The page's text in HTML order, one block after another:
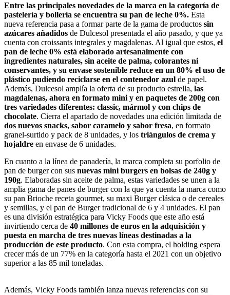
Entre las principales novedades de la marca en la categoría de
pastelería y bollería se encuentra su pan de leche 0%. Esta
nueva referencia pasa a formar parte de la gama de productos sin
azúcares añadidos de Dulcesol presentada el año pasado, y que ya
cuenta con croissants integrales y magdalenas. Al igual que estos, el
pan de leche 0% está elaborado artesanalmente con
ingredientes naturales, sin aceite de palma, colorantes ni
conservantes, y su envase sostenible reduce en un 80% el uso de
plástico pudiendo reciclarse en el contenedor azul de papel.
Además, Dulcesol amplía la oferta de su producto estrella, las
magdalenas, ahora en formato mini y en paquetes de 200g con
tres variedades diferentes: classic, mármol y con chips de
chocolate. Cierra el apartado de novedades una edición limitada de
dos nuevos snacks, sabor caramelo y sabor fresa, en formato
granel-surtido y pack de 8 unidades, y los triángulos de crema y
hojaldre en envase de 6 unidades.
En cuanto a la línea de panadería, la marca completa su porfolio de
pan de burger con sus nuevas mini burgers en bolsas de 240g y
190g. Elaboradas sin aceite de palma, estas variedades se unen a la
amplia gama de panes de burger con la que ya cuenta la marca como
su pan Brioche receta gourmet, su maxi Burger clásica o de cereales
y semillas, y el pan de Burger tradicional de 6 y 4 unidades. El pan
es una división estratégica para Vicky Foods que este año está
invirtiendo cerca de 40 millones de euros en la adquisición y
puesta en marcha de tres nuevas líneas destinadas a la
producción de este producto. Con esta compra, el holding espera
crecer más de un 77% en la categoría hasta el 2021 con un objetivo
superior a las 85 mil toneladas.
Además, Vicky Foods también lanza nuevas referencias con su